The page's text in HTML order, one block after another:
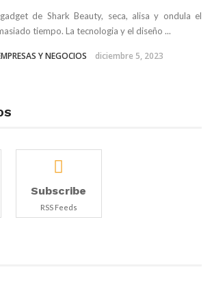
de Shark Beauty, seca, alisa y ondula el
tiempo. La tecnologia y el diseño ...
Y NEGOCIOS diciembre 5, 2023
Subscribe
RSS Feeds